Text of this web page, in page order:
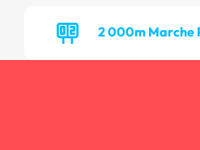
2 000m Marche